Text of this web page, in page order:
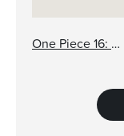
One Piece 16: Du får som du vill!